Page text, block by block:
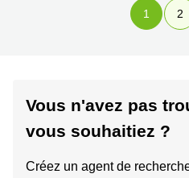
1 2
Vous n'avez pas
vous souhaitiez ?
Créez un agent de